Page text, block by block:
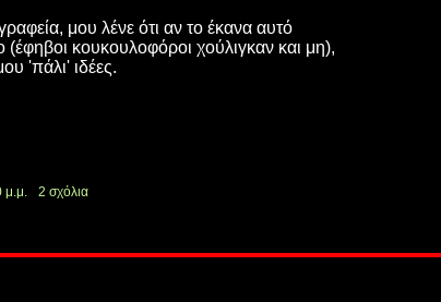
μου λένε ότι αν το έκανα αυτό
κουκουλοφόροι χούλιγκαν και μη),
'πάλι' ιδέες.
μ.μ.
2 σχόλια